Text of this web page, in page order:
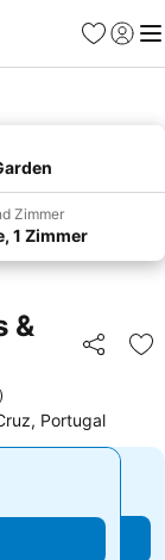
Favoriten
Zimmer
1 Zimmer
&
Teilen
)
Portugal